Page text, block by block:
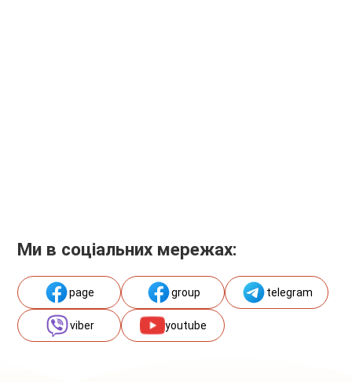
Ми в соціальних мережах:
page group telegram
viber youtube